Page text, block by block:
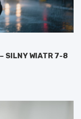
SILNY WIATR 7-8